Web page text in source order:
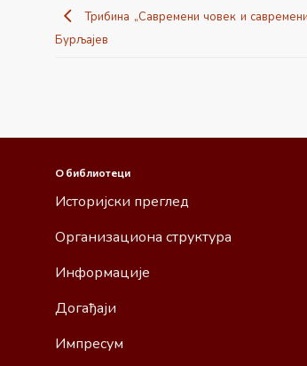
Трибина „Савремени човек и
Бурљајев
О библиотеци
Историјски преглед
Организациона структура
Информације
Догађаји
Импресум